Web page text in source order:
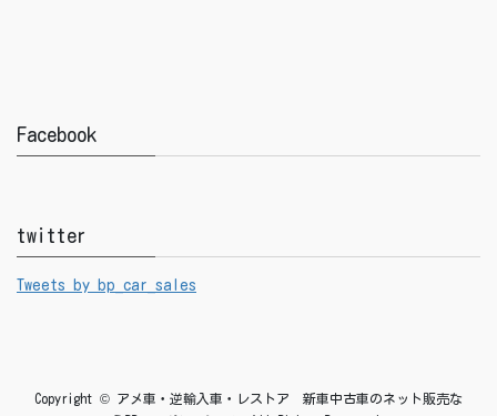
Facebook
twitter
Tweets by bp_car_sales
Copyright © アメ車・逆輸入車・レストア 新車中古車のネット販売な